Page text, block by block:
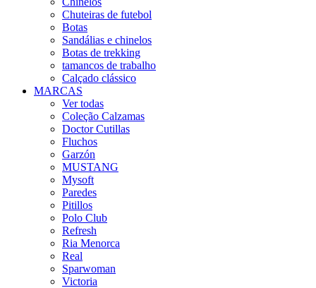
Chuteiras de futebol
Botas
Sandálias e chinelos
Botas de trekking
tamancos de trabalho
Calçado clássico
MARCAS
Ver todas
Coleção Calzamas
Doctor Cutillas
Fluchos
Garzón
MUSTANG
Mysoft
Paredes
Pitillos
Polo Club
Refresh
Ria Menorca
Real
Sparwoman
Victoria